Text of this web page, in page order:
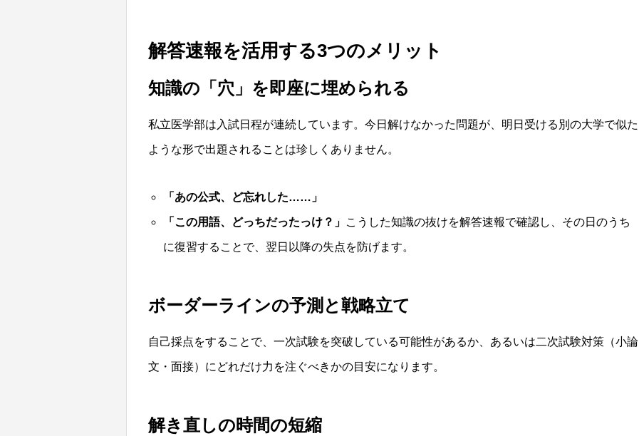
解答速報を活用する3つのメリット
知識の「穴」を即座に埋められる
私立医学部は入試日程が連続しています。今日解けなかった問題が、明日受ける別の大学で似た
ような形で出題されることは珍しくありません。
「あの公式、ど忘れした……」
「この用語、どっちだったっけ？」 こうした知識の抜けを解答速報で確認し、その日のうち
に復習することで、翌日以降の失点を防げます。
ボーダーラインの予測と戦略立て
自己採点をすることで、一次試験を突破している可能性があるか、あるいは二次試験対策（小論
文・面接）にどれだけ力を注ぐべきかの目安になります。
解き直しの時間の短縮